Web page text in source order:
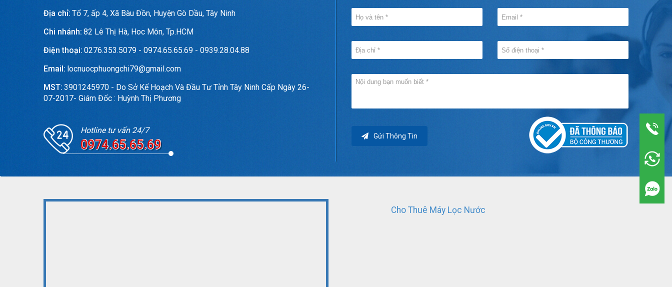
Địa chỉ: Tổ 7, ấp 4, Xã Bàu Đồn, Huyện Gò Dầu, Tây Ninh
Chi nhánh: 82 Lê Thị Hà, Hoc Môn, Tp.HCM
Điện thoại: 0276.353.5079 - 0974.65.65.69 - 0939.28.04.88
Email: locnuocphuongchi79@gmail.com
MST: 3901245970 - Do Sở Kế Hoạch Và Đầu Tư Tỉnh Tây Ninh Cấp Ngày 26-
07-2017- Giám Đốc : Huỳnh Thị Phương
Hotline tư vấn 24/7
0974.65.65.69
Gửi Thông Tin
Cho Thuê Máy Lọc Nước